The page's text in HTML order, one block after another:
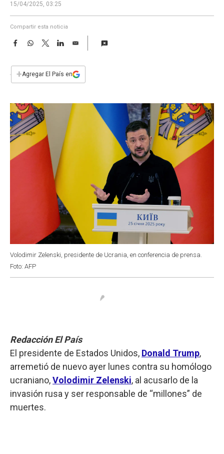
15/04/2025, 03:25
Compartir esta noticia
F
e
b
k
W
s
p
T
w
t
L
E
i
l
+Agregar El País en
Volodimir Zelenski, presidente de Ucrania, en conferencia de prensa.
Foto: AFP
Redacción El País
El presidente de Estados Unidos, Donald Trump,
arremetió de nuevo ayer lunes contra su homólogo
ucraniano,Volodimir Zelenski, al acusarlo de la
invasión rusa y ser responsable de “millones” de
muertes.